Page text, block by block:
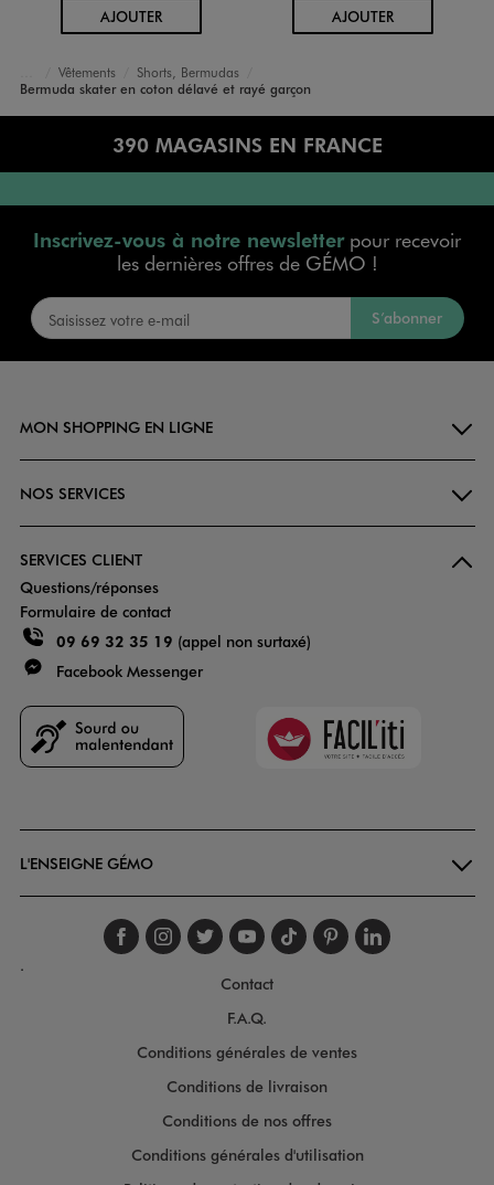
AJOUTERAU PANIER AJOUTERAU PANIER
Accueil
Garçon
Vêtements
Shorts, Bermudas
Bermuda skater en coton délavé et rayé garçon
390 MAGASINS EN FRANCE
Inscrivez-vous à notre newsletterpour recevoir
les dernières offres de GÉMO !
S’abonner
MON SHOPPING EN LIGNE
NOS SERVICES
SERVICES CLIENT
Questions/réponses
Formulaire de contact
09 69 32 35 19 (appel non surtaxé)
Facebook Messenger
Faciliti
L'ENSEIGNE GÉMO
Suivez-nous sur
Suivez-nous sur
Suivez-nous sur
Suivez-nous
Suivez-nous
Suivez-
.
Contact
F.A.Q.
Conditions générales de ventes
Conditions de livraison
Conditions de nos offres
Conditions générales d'utilisation